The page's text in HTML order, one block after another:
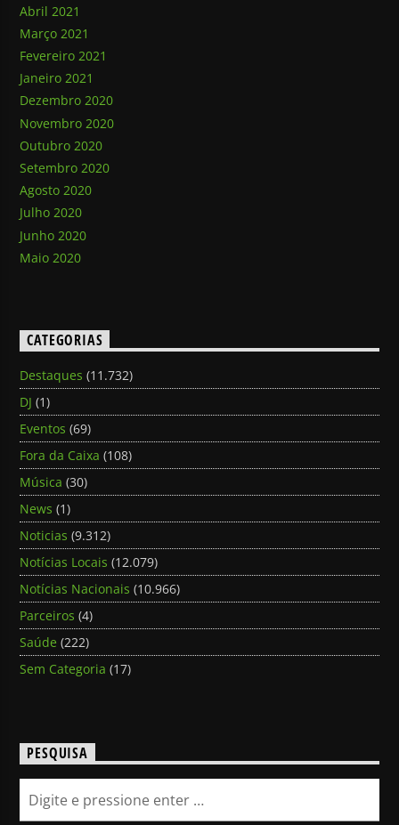
Abril 2021
Março 2021
Fevereiro 2021
Janeiro 2021
Dezembro 2020
Novembro 2020
Outubro 2020
Setembro 2020
Agosto 2020
Julho 2020
Junho 2020
Maio 2020
CATEGORIAS
Destaques (11.732)
DJ (1)
Eventos (69)
Fora da Caixa (108)
Música (30)
News (1)
Noticias (9.312)
Notícias Locais (12.079)
Notícias Nacionais (10.966)
Parceiros (4)
Saúde (222)
Sem Categoria (17)
PESQUISA